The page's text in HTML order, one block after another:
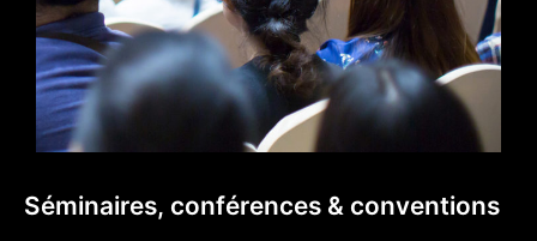
Séminaires, conférences & conventions